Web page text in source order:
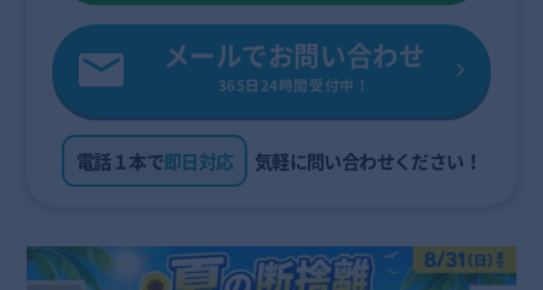
メールでお問い合わせ
365日24時間受付中！
電話１本で即日対応 気軽に問い合わせください！